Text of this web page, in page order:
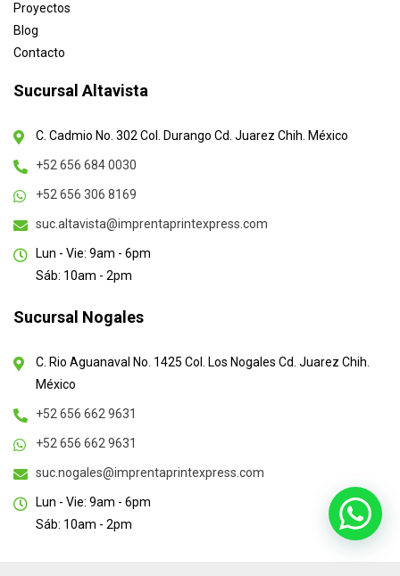
Proyectos
Blog
Contacto
Sucursal Altavista
C. Cadmio No. 302 Col. Durango Cd. Juarez Chih. México
+52 656 684 0030
+52 656 306 8169
suc.altavista@imprentaprintexpress.com
Lun - Vie: 9am - 6pm
Sáb: 10am - 2pm
Sucursal Nogales
C. Rio Aguanaval No. 1425 Col. Los Nogales Cd. Juarez Chih.
México
+52 656 662 9631
+52 656 662 9631
suc.nogales@imprentaprintexpress.com
Lun - Vie: 9am - 6pm
Sáb: 10am - 2pm